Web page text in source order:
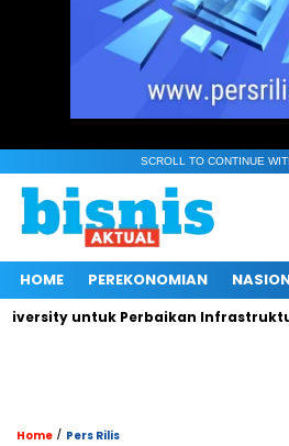
SCROLL TO CONTINUE
HOME PEREKONOMIAN
untuk Perbaikan Infrastruktur
Home / Pers Rilis